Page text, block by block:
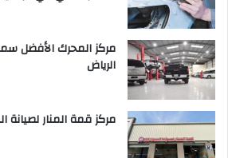
مركز المحرك الأفضل
الرياض
مركز قمة المنار لصيانة